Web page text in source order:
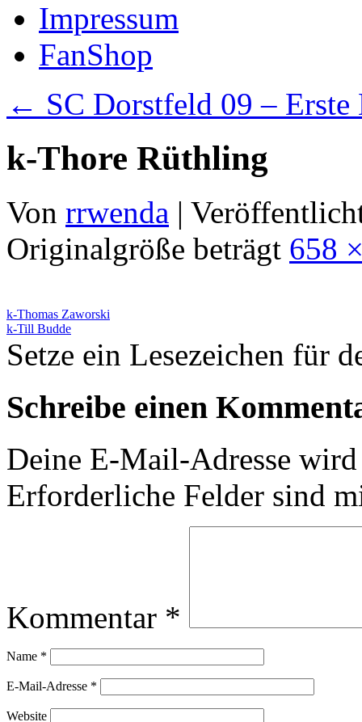
Impressum
FanShop
← SC Dorstfeld 09 – Erste
k-Thore Rüthling
Von rrwenda |
Originalgröße beträgt 658
k-Thomas Zaworski
k-Till Budde
Setze ein Lesezeichen für
Schreibe einen
Deine E-Mail-Adresse
Erforderliche Felder sind
Kommentar *
Name *
E-Mail-Adresse *
Website